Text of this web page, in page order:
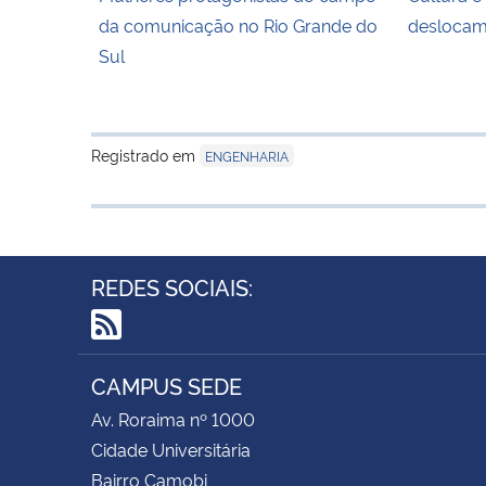
da comunicação no Rio Grande do
Sul
Registrado em ENGENHARIA
REDES SOCIAIS:
RSS
CAMPUS SEDE
Av. Roraima nº 1000
Cidade Universitária
Bairro Camobi